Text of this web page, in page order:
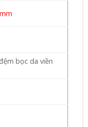
bọc da viền